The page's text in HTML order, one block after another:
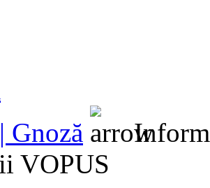
Gnoză
VOPUS